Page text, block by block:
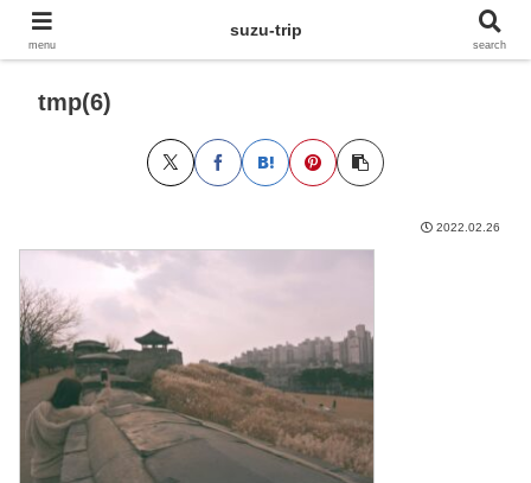
tmp(6)
2022.02.26
menu
suzu-trip
search